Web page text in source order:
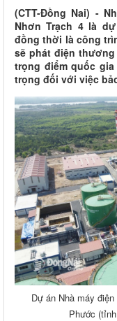
(CTT-Đồng Nai) -
Nhơn Trạch 4 là
đồng thời là công
sẽ phát điện
trọng điểm quốc
trọng đối với việc
Dự án Nhà máy
Phước